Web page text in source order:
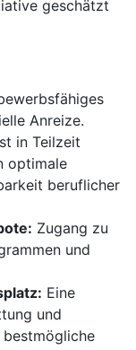
geschätzt
Anreize.
in Teilzeit
optimale
beruflicher
Zugang zu
und
Eine
und
bestmögliche